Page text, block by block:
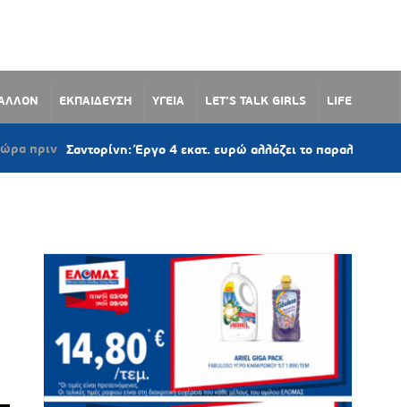
ΕΚΠΑΙΔΕΥΣΗ ΥΓΕΙΑ LET’S TALK GIRLS LIFE
Σαντορίνη: Έργο 4 εκατ. ευρώ αλλάζει το παραλιακό μέτωπο του